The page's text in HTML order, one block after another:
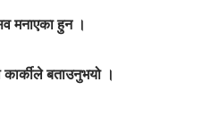
मनाएका हुन ।
कार्कीले बताउनुभयो ।